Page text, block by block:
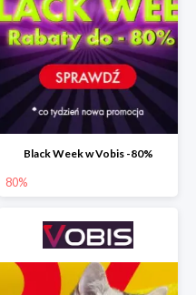
Black Week w Vobis -80%
80%